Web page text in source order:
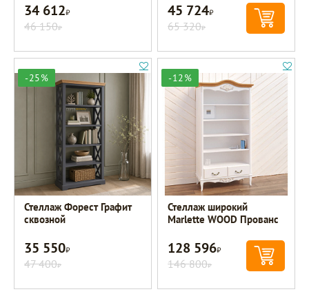
34 612Р
46 150Р
45 724Р
65 320Р
-25%
Стеллаж Форест Графит
сквозной
35 550Р
47 400Р
-12%
Стеллаж широкий
Marlette WOOD Прованс
128 596Р
146 800Р